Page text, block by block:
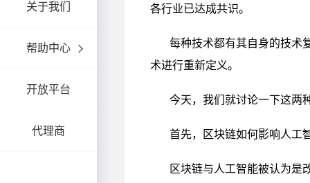
关于我们
帮助中心
开放平台
代理商